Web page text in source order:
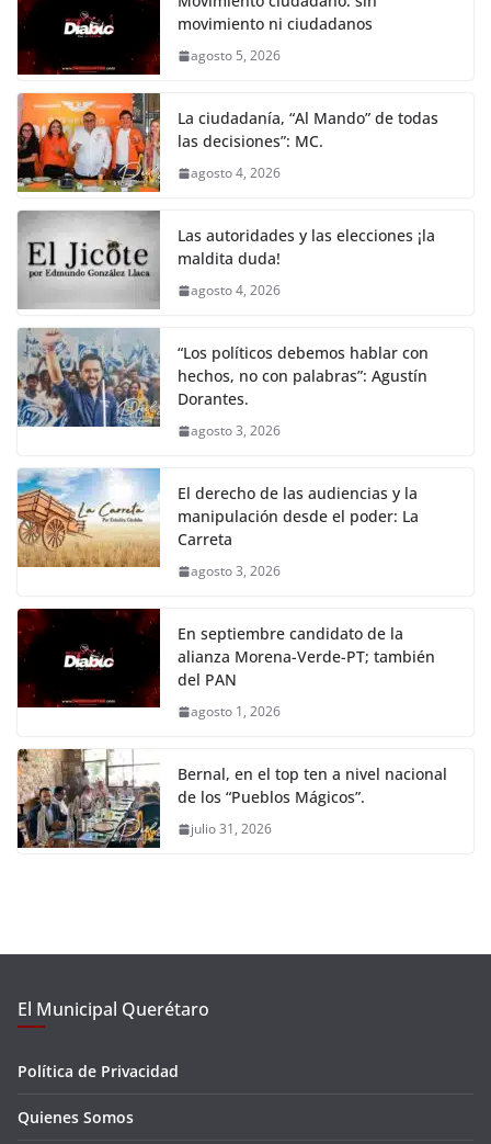
movimiento ni ciudadanos
agosto 5, 2026
La ciudadanía, “Al Mando” de todas
las decisiones”: MC.
agosto 4, 2026
Las autoridades y las elecciones ¡la
maldita duda!
agosto 4, 2026
“Los políticos debemos hablar con
hechos, no con palabras”: Agustín
Dorantes.
agosto 3, 2026
El derecho de las audiencias y la
manipulación desde el poder: La
Carreta
agosto 3, 2026
En septiembre candidato de la
alianza Morena-Verde-PT; también
del PAN
agosto 1, 2026
Bernal, en el top ten a nivel nacional
de los “Pueblos Mágicos”.
julio 31, 2026
El Municipal Querétaro
Política de Privacidad
Quienes Somos